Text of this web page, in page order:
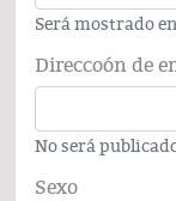
Será mostrado
Direccoón de
No será
Sexo